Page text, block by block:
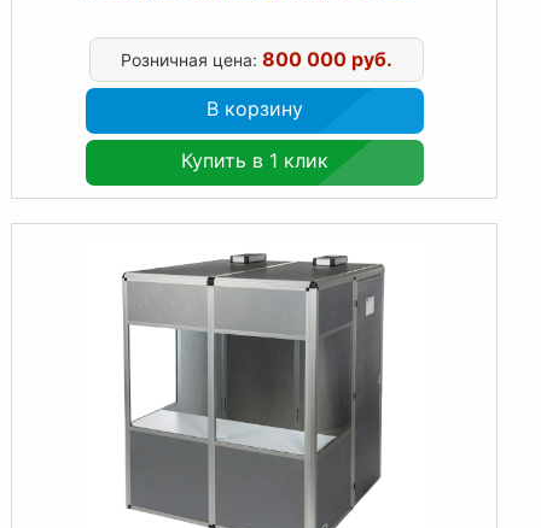
Розничная цена: 800 000 руб.
В корзину
Купить в 1 клик